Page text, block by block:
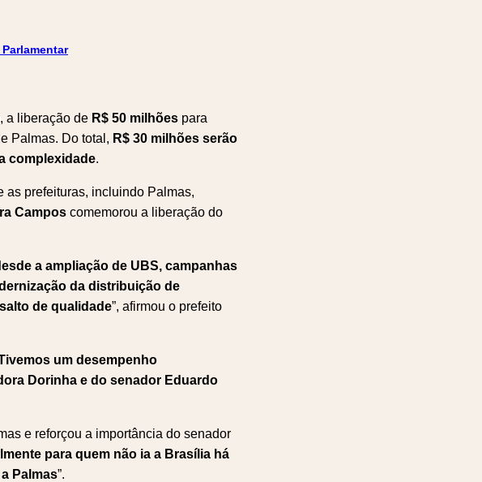
a liberação de R$ 50 milhões para
Palmas. Do total, R$ 30 milhões serão
complexidade.
as prefeituras, incluindo Palmas,
Campos comemorou a liberação do
a ampliação de UBS, campanhas
da distribuição de
de qualidade”, afirmou o prefeito
um desempenho
Dorinha e do senador Eduardo
e reforçou a importância do senador
para quem não ia a Brasília há
Palmas”.